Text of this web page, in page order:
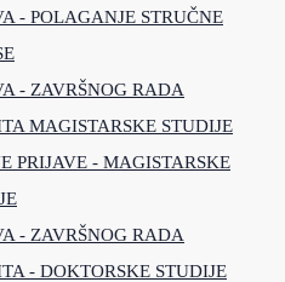
- POLAGANJE STRUČNE
- ZAVRŠNOG RADA
MAGISTARSKE STUDIJE
PRIJAVE - MAGISTARSKE
- ZAVRŠNOG RADA
- DOKTORSKE STUDIJE